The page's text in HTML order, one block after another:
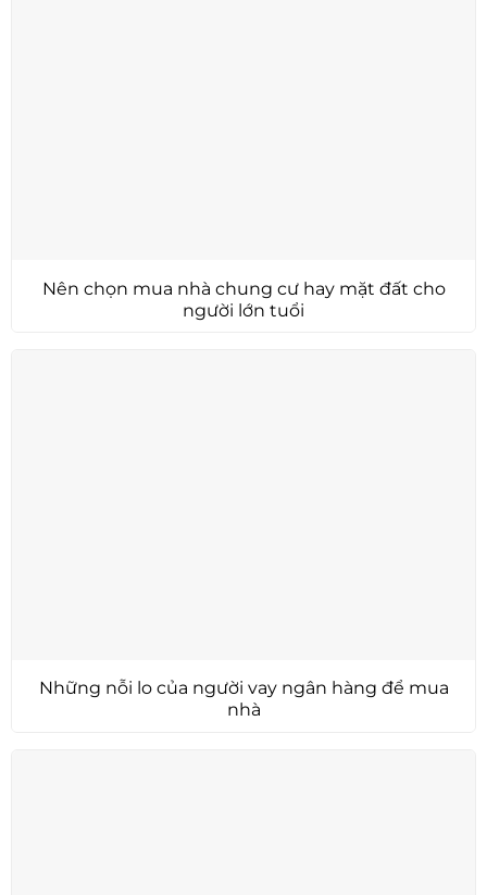
Nên chọn mua nhà chung cư hay mặt đất cho
người lớn tuổi
Những nỗi lo của người vay ngân hàng để mua
nhà